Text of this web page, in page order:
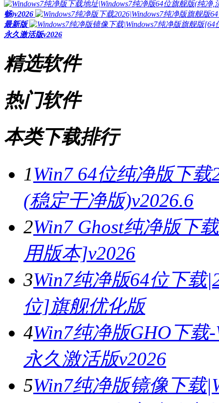
畅)v2026
最新版
永久激活版v2026
精选软件
热门软件
本类下载排行
1Win7 64位纯净版下
(稳定干净版)v2026.6
2Win7 Ghost纯净版下
用版本]v2026
3Win7纯净版64位下载
位]旗舰优化版
4Win7纯净版GHO下
永久激活版v2026
5Win7纯净版镜像下载